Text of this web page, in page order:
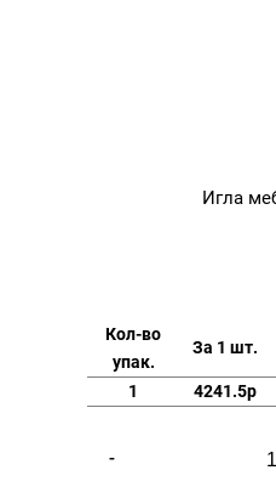
Игла
Кол-во
упак.
За 1 шт.
1 4241.5р
-
товара